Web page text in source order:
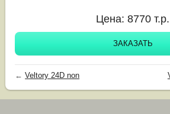
Цена: 8770 т.р.
ЗАКАЗАТЬ
←Veltory 24D non